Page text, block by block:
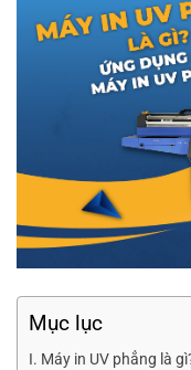
Mục lục
I. Máy in UV phẳng là